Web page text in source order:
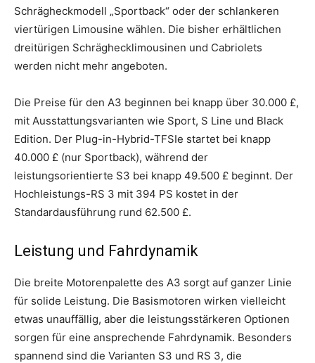
Schrägheckmodell „Sportback“ oder der schlankeren
viertürigen Limousine wählen. Die bisher erhältlichen
dreitürigen Schräghecklimousinen und Cabriolets
werden nicht mehr angeboten.
Die Preise für den A3 beginnen bei knapp über 30.000 £,
mit Ausstattungsvarianten wie Sport, S Line und Black
Edition. Der Plug-in-Hybrid-TFSIe startet bei knapp
40.000 £ (nur Sportback), während der
leistungsorientierte S3 bei knapp 49.500 £ beginnt. Der
Hochleistungs-RS 3 mit 394 PS kostet in der
Standardausführung rund 62.500 £.
Leistung und Fahrdynamik
Die breite Motorenpalette des A3 sorgt auf ganzer Linie
für solide Leistung. Die Basismotoren wirken vielleicht
etwas unauffällig, aber die leistungsstärkeren Optionen
sorgen für eine ansprechende Fahrdynamik. Besonders
spannend sind die Varianten S3 und RS 3, die